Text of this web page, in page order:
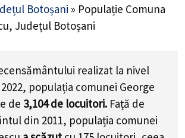
Botoșani » Populație Comuna
Județul Botoșani
realizat la nivel
populația comunei George
de 3,104de locuitori. Față de
din 2011, populația comunei